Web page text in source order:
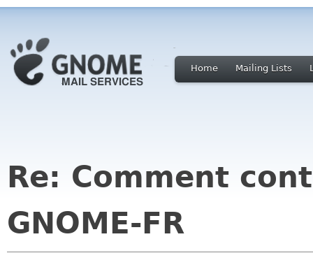
Home Mailing Lists
Re: Comment
GNOME-FR